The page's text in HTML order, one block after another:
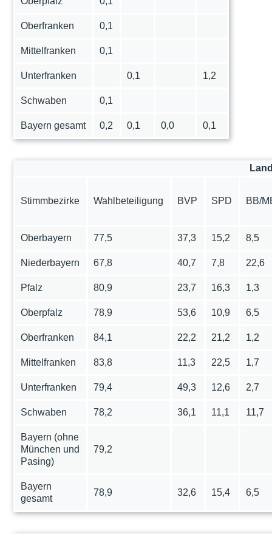
Oberfranken 0,1
Mittelfranken 0,1
Unterfranken 0,1 1,2
Schwaben 0,1
Bayern gesamt 0,2 0,1 0,0 0,1
Stimmbezirke Wahlbeteiligung BVP SPD BB/
Oberbayern 77,5 37,3 15,2 8,5
Niederbayern 67,8 40,7 7,8 22,6
Pfalz 80,9 23,7 16,3 1,3
Oberpfalz 78,9 53,6 10,9 6,5
Oberfranken 84,1 22,2 21,2 1,2
Mittelfranken 83,8 11,3 22,5 1,7
Unterfranken 79,4 49,3 12,6 2,7
Schwaben 78,2 36,1 11,1 11,7
Bayern (ohne
München und
Pasing)
79,2
Bayern
gesamt
78,9 32,6 15,4 6,5